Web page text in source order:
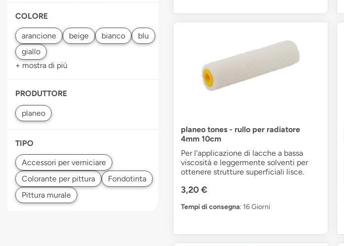
COLORE
bianco
+ mostra di più
PRODUTTORE
TIPO
Colorante per pittura
Fondotinta
Pittura murale
planeo tones - rullo per radiatore
4mm 10cm
Per l'applicazione di lacche a bassa
viscosità e leggermente solventi per
ottenere strutture superficiali lisce.
3,20 €
Tempi di consegna: 16 Giorni